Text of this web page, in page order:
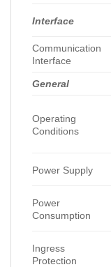
Interface
Communication
Interface
General
Operating
Conditions
Power Supply
Power
Consumption
Ingress
Protection